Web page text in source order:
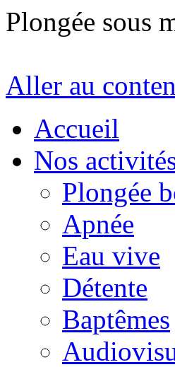
Plongée sous
Aller au
Accueil
Nos
Plongée
Apnée
Eau vive
Détente
Baptêmes